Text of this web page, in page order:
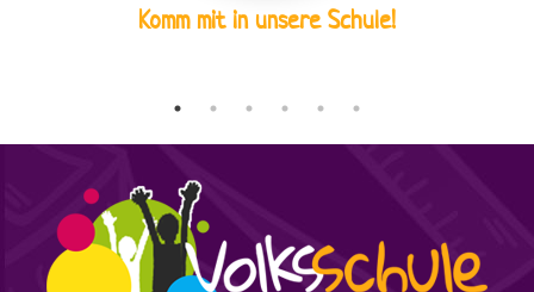
Komm mit in unsere Schule!